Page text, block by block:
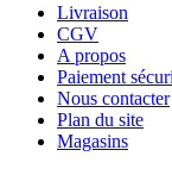
Livraison
CGV
A propos
Paiement
Nous contacter
Plan du site
Magasins